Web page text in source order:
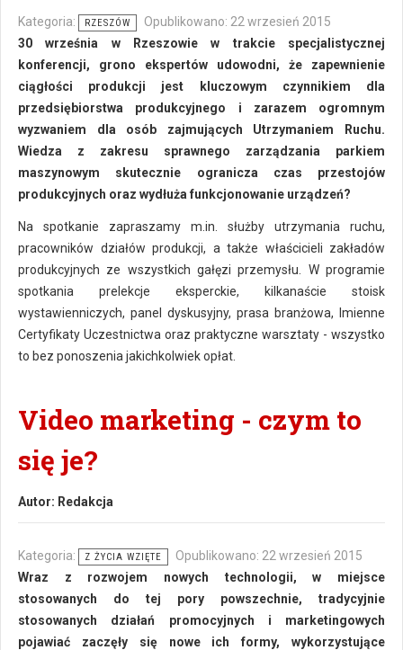
Kategoria: RZESZÓW
Opublikowano: 22 wrzesień 2015
30 września w Rzeszowie w trakcie specjalistycznej
konferencji, grono ekspertów udowodni, że zapewnienie
ciągłości produkcji jest kluczowym czynnikiem dla
przedsiębiorstwa produkcyjnego i zarazem ogromnym
wyzwaniem dla osób zajmujących Utrzymaniem Ruchu.
Wiedza z zakresu sprawnego zarządzania parkiem
maszynowym skutecznie ogranicza czas przestojów
produkcyjnych oraz wydłuża funkcjonowanie urządzeń?
Na spotkanie zapraszamy m.in. służby utrzymania ruchu,
pracowników działów produkcji, a także właścicieli zakładów
produkcyjnych ze wszystkich gałęzi przemysłu. W programie
spotkania prelekcje eksperckie, kilkanaście stoisk
wystawienniczych, panel dyskusyjny, prasa branżowa, Imienne
Certyfikaty Uczestnictwa oraz praktyczne warsztaty - wszystko
to bez ponoszenia jakichkolwiek opłat.
Video marketing - czym to
się je?
Autor: Redakcja
Kategoria: Z ŻYCIA WZIĘTE
Opublikowano: 22 wrzesień 2015
Wraz z rozwojem nowych technologii, w miejsce
stosowanych do tej pory powszechnie, tradycyjnie
stosowanych działań promocyjnych i marketingowych
pojawiać zaczęły się nowe ich formy, wykorzystujące